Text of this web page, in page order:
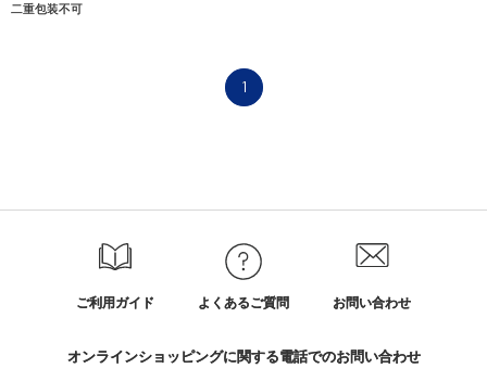
二重包装不可
1
ご利用ガイド よくあるご質問 お問い合わせ
オンラインショッピングに関する電話でのお問い合わせ